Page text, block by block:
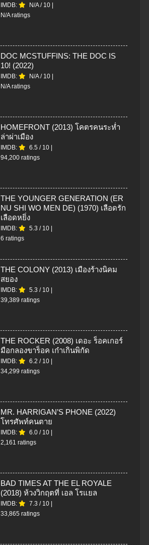
IMDB: N/A/ 10
N/A ratings
DOC MCSTUFFINS: THE DOC IS
10! (2022)
IMDB: N/A/ 10
N/A ratings
HOMEFRONT (2013) โคตรคนระห่ำ
ล่าผ่าเมือง
IMDB: 6.5 / 10
94,200 ratings
THE YOUNGER GENERATION (ER
NU SHI WO MEN DE) (1970) เลือดรัก
เลือดหยิ่ง
IMDB: 5.3 / 10
6 ratings
THE COLONY (2013) เมืองร้างนิคม
สยอง
IMDB: 5.3 / 10
39,389 ratings
THE ROCKER (2008) เดอะ ร็อคเกอร์
มือกลองขาร็อค เก๋าเกินพิกัด
IMDB: 6.2 / 10
34,299 ratings
MR. HARRIGAN’S PHONE (2022)
โทรศัพท์คนตาย
IMDB: 6.0 / 10
2,161 ratings
BAD TIMES AT THE EL ROYALE
(2018) ห้วงวิกฤตที่ เอล โรแยล
IMDB: 7.3 / 10
33,865 ratings